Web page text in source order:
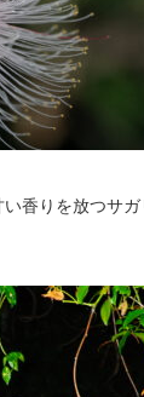
香りを放つサ